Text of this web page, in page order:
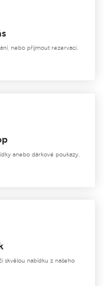
nebo přijmout rezervaci.
anebo dárkové poukazy.
skvělou nabídku z našeho